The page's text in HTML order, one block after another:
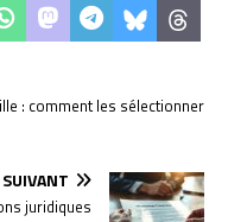
: comment les sélectionner
SUIVANT
juridiques